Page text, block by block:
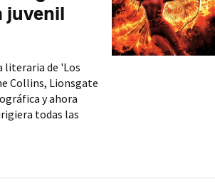
juvenil
literaria de 'Los
Collins, Lionsgate
y ahora
todas las